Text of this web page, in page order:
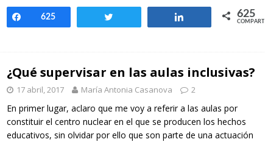
Compartir
625 Compartir 625
COMPARTIR
¿Qué supervisar en las aulas inclusivas?
17 abril, 2017 María Antonia Casanova 2
En primer lugar, aclaro que me voy a referir a las aulas por
constituir el centro nuclear en el que se producen los hechos
educativos, sin olvidar por ello que son parte de una actuación